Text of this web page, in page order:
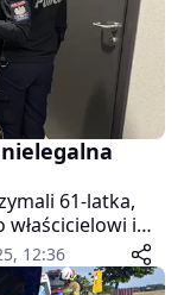
61-latka,
właścicielowi i
trzy
12:36